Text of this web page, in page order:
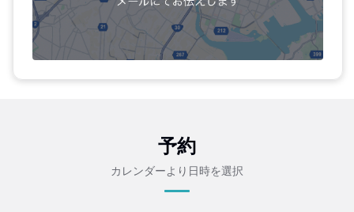
予約
カレンダーより日時を選択